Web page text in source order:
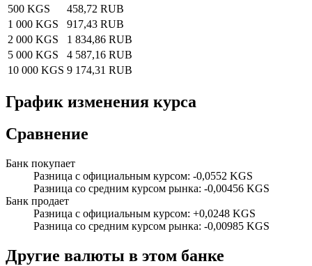
500 KGS
458,72 RUB
1 000 KGS
917,43 RUB
2 000 KGS
1 834,86 RUB
5 000 KGS
4 587,16 RUB
10 000 KGS 9 174,31 RUB
График изменения курса
Сравнение
Банк покупает
Разница с официальным курсом: -0,0552 KGS
Разница со средним курсом рынка: -0,00456 KGS
Банк продает
Разница с официальным курсом: +0,0248 KGS
Разница со средним курсом рынка: -0,00985 KGS
Другие валюты в этом банке